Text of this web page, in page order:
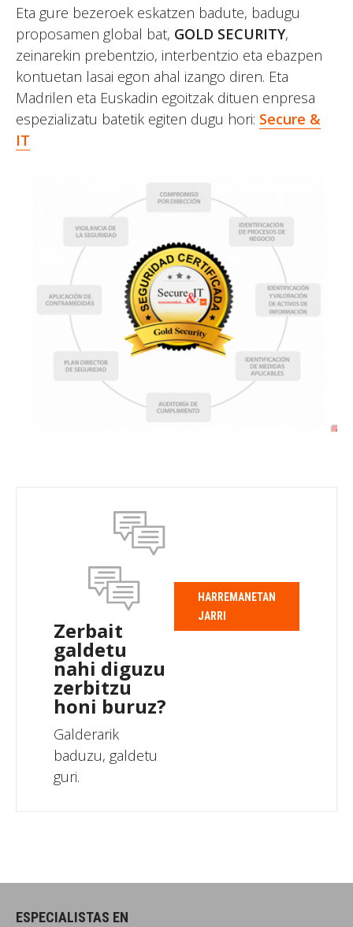
ESPECIALISTAS EN
Eta gure bezeroek eskatzen badute, badugu
proposamen global bat, GOLD SECURITY,
zeinarekin prebentzio, interbentzio eta ebazpen
kontuetan lasai egon ahal izango diren. Eta
Madrilen eta Euskadin egoitzak dituen enpresa
espezializatu batetik egiten dugu hori: Secure &
IT
Zerbait
galdetu
nahi diguzu
zerbitzu
honi buruz?
Galderarik
baduzu, galdetu
guri.
HARREMANETAN
JARRI